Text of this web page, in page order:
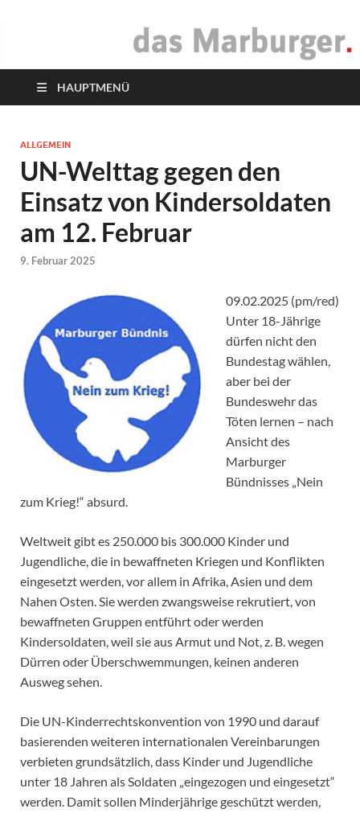
das Marburger.
HAUPTMENÜ
ALLGEMEIN
UN-Welttag gegen den
Einsatz von Kindersoldaten
am 12. Februar
9. Februar 2025
09.02.2025 (pm/red)
Unter 18-Jährige
dürfen nicht den
Bundestag wählen,
aber bei der
Bundeswehr das
Töten lernen – nach
Ansicht des
Marburger
Bündnisses „Nein
zum Krieg!“ absurd.
Weltweit gibt es 250.000 bis 300.000 Kinder und
Jugendliche, die in bewaffneten Kriegen und Konflikten
eingesetzt werden, vor allem in Afrika, Asien und dem
Nahen Osten. Sie werden zwangsweise rekrutiert, von
bewaffneten Gruppen entführt oder werden
Kindersoldaten, weil sie aus Armut und Not, z. B. wegen
Dürren oder Überschwemmungen, keinen anderen
Ausweg sehen.
Die UN-Kinderrechtskonvention von 1990 und darauf
basierenden weiteren internationalen Vereinbarungen
verbieten grundsätzlich, dass Kinder und Jugendliche
unter 18 Jahren als Soldaten „eingezogen und eingesetzt“
werden. Damit sollen Minderjährige geschützt werden,